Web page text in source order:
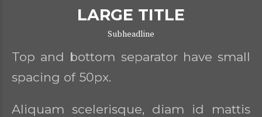
LARGE TITLE
Subheadline
Top and bottom separator have small
spacing of 50px.
Aliquam scelerisque, diam id mattis